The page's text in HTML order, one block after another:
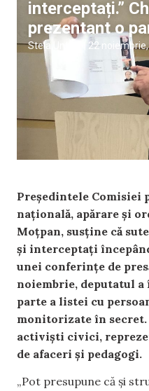
interceptați.”
prezentant o
Stela Untila 22
Președintele Comisiei
națională, apărare și
Moțpan, susține că
și interceptați
unei conferințe de
noiembrie, deputatul
parte a listei cu
monitorizate în
activiști civici,
de afaceri și pedagogi.
„Pot presupune că și